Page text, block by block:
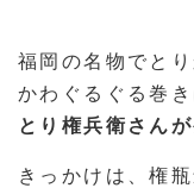
福岡の名物でと
かわぐるぐる巻
とり権兵衛さん
きっかけは、権